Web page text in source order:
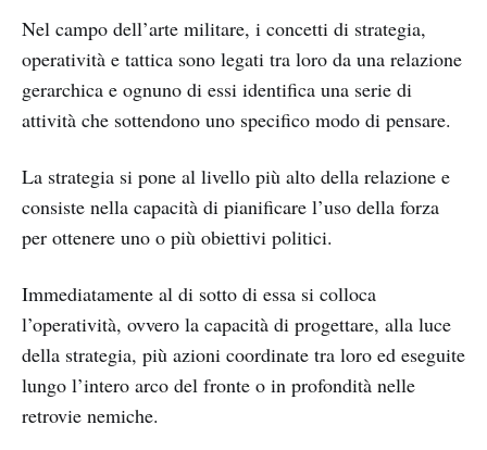
Nel campo dell’arte militare, i concetti di strategia,
operatività e tattica sono legati tra loro da una relazione
gerarchica e ognuno di essi identifica una serie di
attività che sottendono uno specifico modo di pensare.
La strategia si pone al livello più alto della relazione e
consiste nella capacità di pianificare l’uso della forza
per ottenere uno o più obiettivi politici.
Immediatamente al di sotto di essa si colloca
l’operatività, ovvero la capacità di progettare, alla luce
della strategia, più azioni coordinate tra loro ed eseguite
lungo l’intero arco del fronte o in profondità nelle
retrovie nemiche.